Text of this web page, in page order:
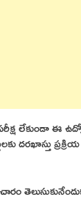
లేకుండా ఈ
దరఖాస్తు